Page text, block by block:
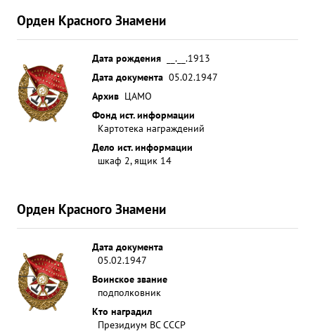
Орден Красного Знамени
Дата рождения
__.__.1913
Дата документа 05.02.1947
Архив ЦАМО
Фонд ист. информации
Картотека награждений
Дело ист. информации
шкаф 2, ящик 14
Орден Красного Знамени
Дата документа
05.02.1947
Воинское звание
подполковник
Кто наградил
Президиум ВС СССР